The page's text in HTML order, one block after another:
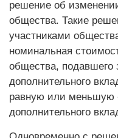
решение об
общества. Такие
участниками
номинальная
общества, подавшего
дополнительного
равную или меньшую
дополнительного